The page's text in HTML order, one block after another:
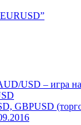
USD – игра
GBPUSD